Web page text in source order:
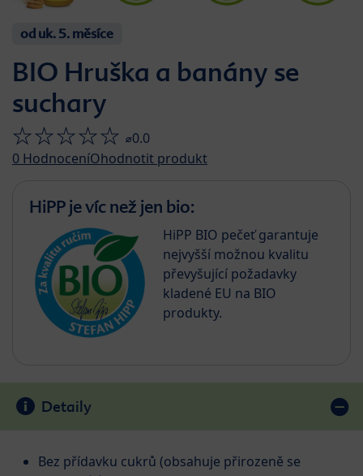
od uk. 5. měsíce
BIO Hruška a banány se
suchary
⌀0.0
0 HodnoceníOhodnotit produkt
HiPP je víc než jen bio:
HiPP BIO pečeť garantuje
nejvyšší možnou kvalitu
převyšující požadavky
kladené EU na BIO
produkty.
Detaily
Bez přídavku cukrů (obsahuje přirozeně se